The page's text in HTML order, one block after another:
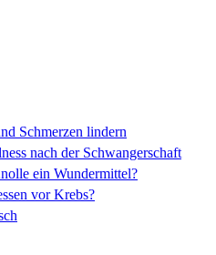
Schmerzen lindern
nach der Schwangerschaft
ein Wundermittel?
vor Krebs?